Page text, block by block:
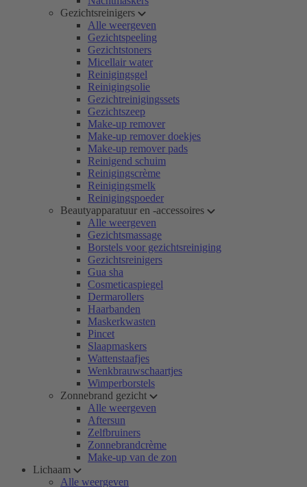
Gezichtsreinigers
Alle weergeven
Gezichtspeeling
Gezichtstoners
Micellair water
Reinigingsgel
Reinigingsolie
Gezichtreinigingssets
Gezichtszeep
Make-up remover
Make-up remover doekjes
Make-up remover pads
Reinigend schuim
Reinigingscrème
Reinigingsmelk
Reinigingspoeder
Beautyapparatuur en -accessoires
Alle weergeven
Gezichtsmassage
Borstels voor gezichtsreiniging
Gezichtsreinigers
Gua sha
Cosmeticaspiegel
Dermarollers
Haarbanden
Maskerkwasten
Pincet
Slaapmaskers
Wattenstaafjes
Wenkbrauwschaartjes
Wimperborstels
Zonnebrand gezicht
Alle weergeven
Aftersun
Zelfbruiners
Zonnebrandcrème
Make-up van de zon
Lichaam
Alle weergeven